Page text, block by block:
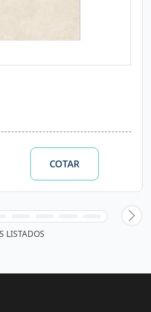
COTAR
LISTADOS